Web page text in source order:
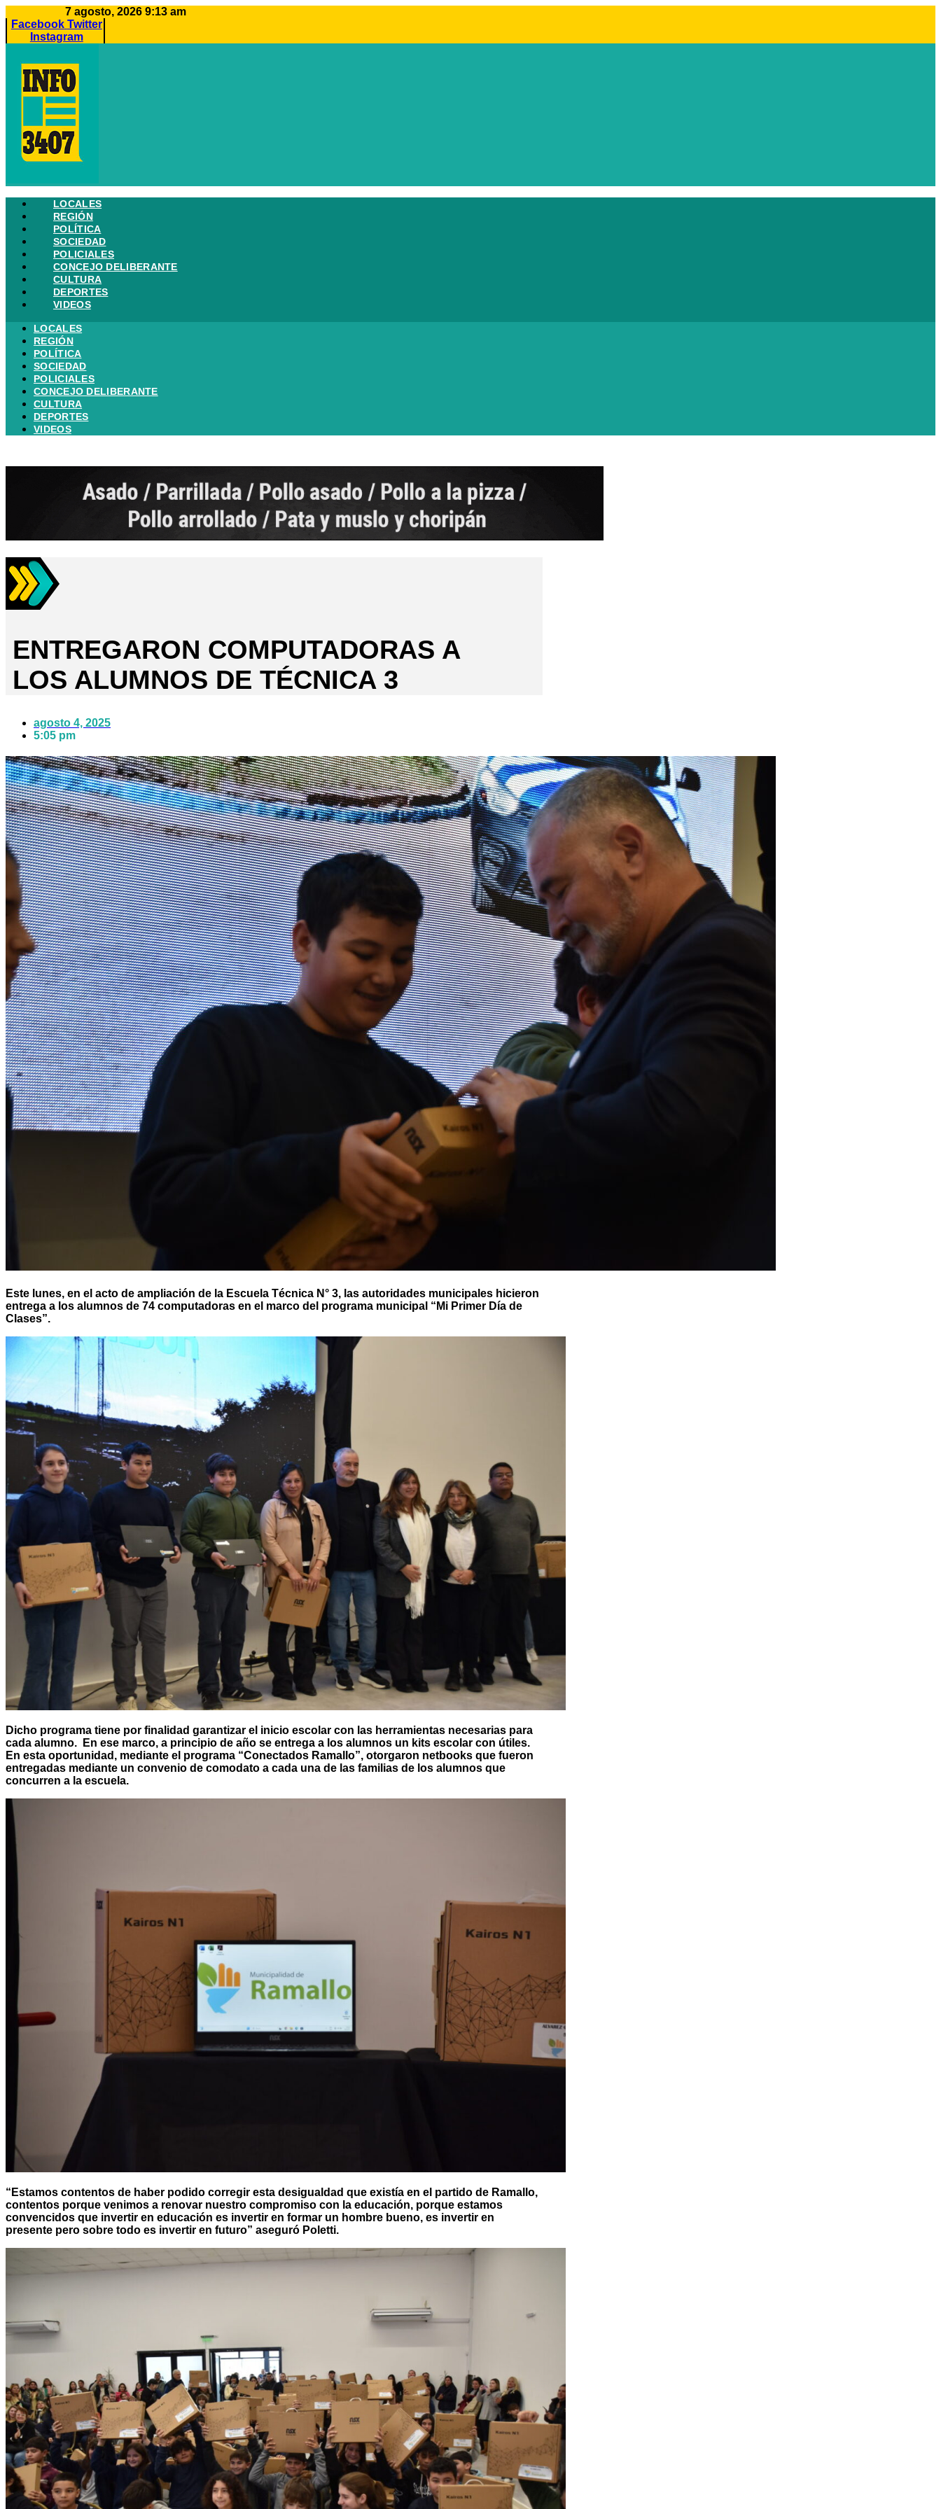
al
contenido
7 agosto, 2026 9:13 am
Facebook Twitter
Instagram
LOCALES
REGIÓN
POLÍTICA
SOCIEDAD
POLICIALES
CONCEJO DELIBERANTE
CULTURA
DEPORTES
VIDEOS
LOCALES
REGIÓN
POLÍTICA
SOCIEDAD
POLICIALES
CONCEJO DELIBERANTE
CULTURA
DEPORTES
VIDEOS
ENTREGARON COMPUTADORAS A
LOS ALUMNOS DE TÉCNICA 3
agosto 4, 2025
5:05 pm
Este lunes, en el acto de ampliación de la Escuela Técnica N° 3, las autoridades municipales hicieron
entrega a los alumnos de 74 computadoras en el marco del programa municipal “Mi Primer Día de
Clases”.
Dicho programa tiene por finalidad garantizar el inicio escolar con las herramientas necesarias para
cada alumno. En ese marco, a principio de año se entrega a los alumnos un kits escolar con útiles.
En esta oportunidad, mediante el programa “Conectados Ramallo”, otorgaron netbooks que fueron
entregadas mediante un convenio de comodato a cada una de las familias de los alumnos que
concurren a la escuela.
“Estamos contentos de haber podido corregir esta desigualdad que existía en el partido de Ramallo,
contentos porque venimos a renovar nuestro compromiso con la educación, porque estamos
convencidos que invertir en educación es invertir en formar un hombre bueno, es invertir en
presente pero sobre todo es invertir en futuro” aseguró Poletti.